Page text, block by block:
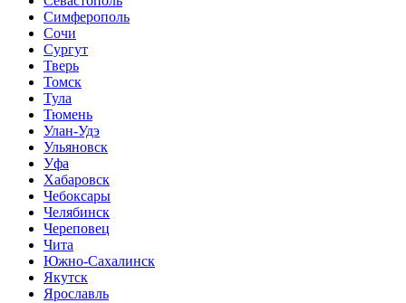
Симферополь
Сочи
Сургут
Тверь
Томск
Тула
Тюмень
Улан-Удэ
Ульяновск
Уфа
Хабаровск
Чебоксары
Челябинск
Череповец
Чита
Южно-Сахалинск
Якутск
Ярославль